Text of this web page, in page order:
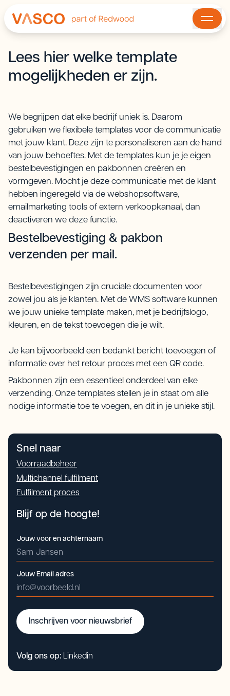
Lees hier welke template
mogelijkheden er zijn.
We begrijpen dat elke bedrijf uniek is. Daarom
gebruiken we flexibele templates voor de communicatie
met jouw klant. Deze zijn te personaliseren aan de hand
van jouw behoeftes. Met de templates kun je je eigen
bestelbevestigingen en pakbonnen creëren en
vormgeven. Mocht je deze communicatie met de klant
hebben ingeregeld via de webshopsoftware,
emailmarketing tools of extern verkoopkanaal, dan
deactiveren we deze functie.
Bestelbevestiging & pakbon
verzenden per mail.
Bestelbevestigingen zijn cruciale documenten voor
zowel jou als je klanten. Met de WMS software kunnen
we jouw unieke template maken, met je bedrijfslogo,
kleuren, en de tekst toevoegen die je wilt.
Je kan bijvoorbeeld een bedankt bericht toevoegen of
informatie over het retour proces met een QR code.
Pakbonnen zijn een essentieel onderdeel van elke
verzending. Onze templates stellen je in staat om alle
nodige informatie toe te voegen, en dit in je unieke stijl.
Snel naar
Voorraadbeheer
Multichannel fulfilment
Fulfilment proces
Blijf op de hoogte!
Jouw voor en achternaam
Jouw Email adres
Inschrijven voor nieuwsbrief
Inschrijven voor nieuwsbrief
Volg ons op: Linkedin